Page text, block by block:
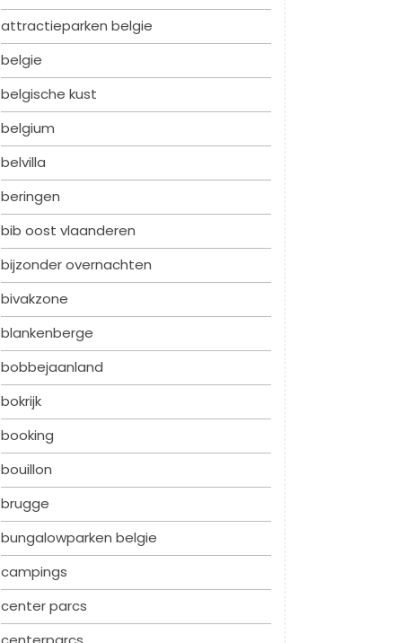
attractieparken belgie
belgie
belgische kust
belgium
belvilla
beringen
bib oost vlaanderen
bijzonder overnachten
bivakzone
blankenberge
bobbejaanland
bokrijk
booking
bouillon
brugge
bungalowparken belgie
campings
center parcs